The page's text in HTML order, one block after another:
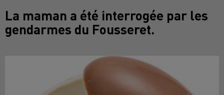
La maman a été interrogée par les
gendarmes du Fousseret.